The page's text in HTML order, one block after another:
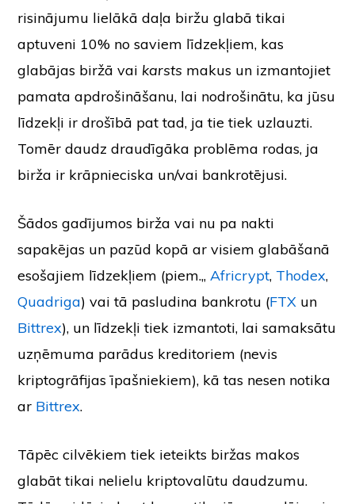
risinājumu lielākā daļa biržu glabā tikai
aptuveni 10% no saviem līdzekļiem, kas
glabājas biržā vai karsts makus un izmantojiet
pamata apdrošināšanu, lai nodrošinātu, ka jūsu
līdzekļi ir drošībā pat tad, ja tie tiek uzlauzti.
Tomēr daudz draudīgāka problēma rodas, ja
birža ir krāpnieciska un/vai bankrotējusi.
Šādos gadījumos birža vai nu pa nakti
sapakējas un pazūd kopā ar visiem glabāšanā
esošajiem līdzekļiem (piem.,,Africrypt, Thodex,
Quadriga) vai tā pasludina bankrotu (FTX un
Bittrex), un līdzekļi tiek izmantoti, lai samaksātu
uzņēmuma parādus kreditoriem (nevis
kriptogrāfijas īpašniekiem), kā tas nesen notika
ar Bittrex.
Tāpēc cilvēkiem tiek ieteikts biržas makos
glabāt tikai nelielu kriptovalūtu daudzumu.